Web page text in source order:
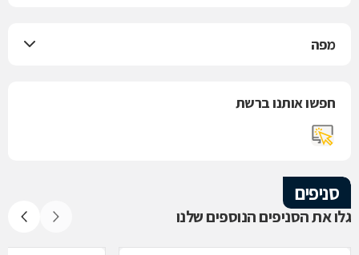
מפה
חפשו אותנו ברשת
סניפים
גלו את הסניפים הנוספים שלנו